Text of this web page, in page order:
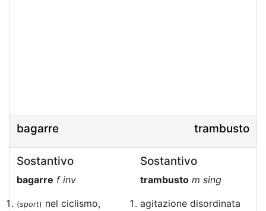
bagarre trambusto
Sostantivo
bagarre f inv
(sport) nel ciclismo,
Sostantivo
trambusto m sing
agitazione disordinata